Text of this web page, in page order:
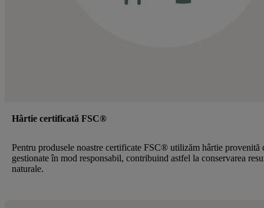
Hârtie certificată FSC®
Pentru produsele noastre certificate FSC® utilizăm hârtie provenită
gestionate în mod responsabil, contribuind astfel la conservarea
naturale.